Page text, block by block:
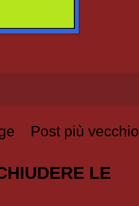
Post più vecchio
LE